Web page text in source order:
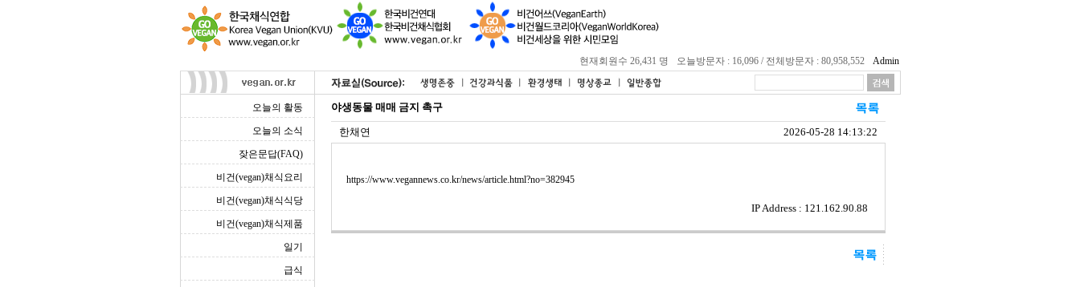
현재회원수 26,431 명 오늘방문자 : 16,096 / 전체방문자 : 80,958,552 Admin
오늘의 활동
오늘의 소식
잦은문답(FAQ)
비건(vegan)채식요리
비건(vegan)채식식당
비건(vegan)채식제품
일기
급식
야생동물 매매 금지 촉구
한채연 2026-05-28 14:13:22
https://www.vegannews.co.kr/news/article.html?no=382945
IP Address : 121.162.90.88